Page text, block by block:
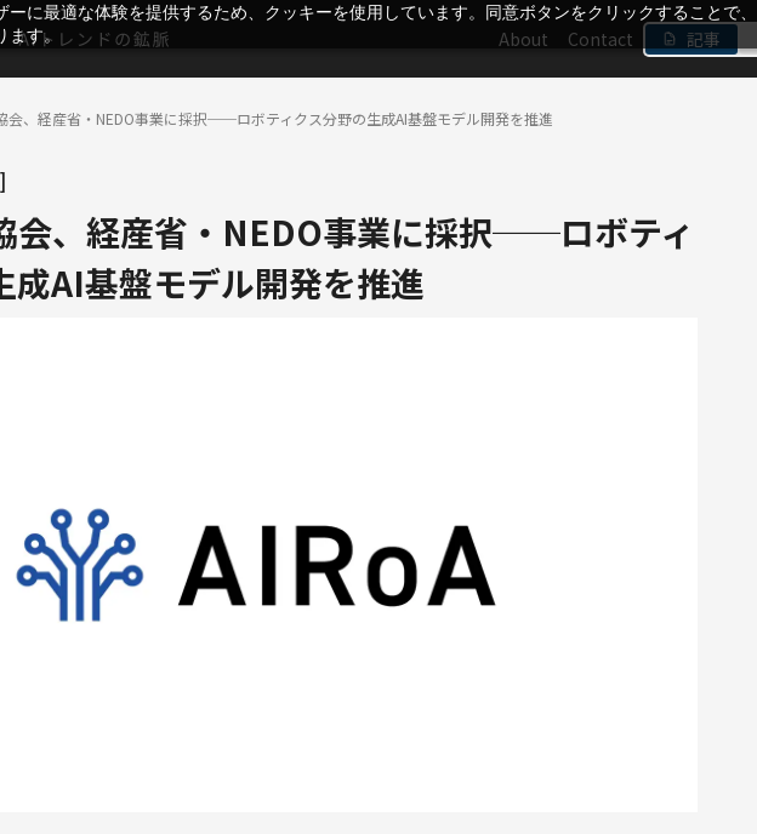
ーに最適な体験を提供するため、クッキーを使用しています。同意ボタンをクリックすることで
す。
About Contact 記事
会、経産省・NEDO事業に採択──ロボティクス分野の生成AI基盤モデル開発を推進
会、経産省・NEDO事業に採択──ロボティ
成AI基盤モデル開発を推進